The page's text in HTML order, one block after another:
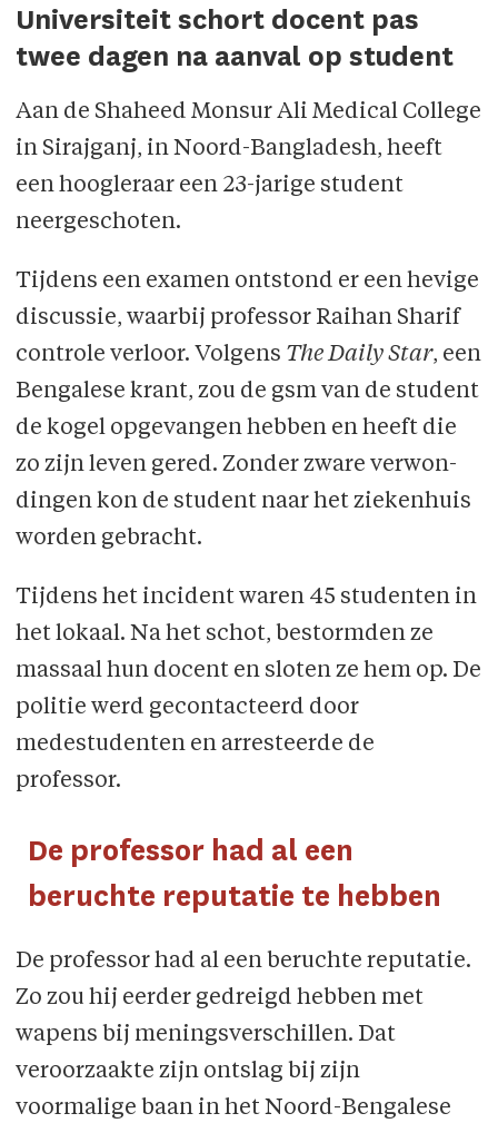
Universiteit schort docent pas
twee dagen na aanval op student
Aan de Shaheed Monsur Ali Medical College
in Sirajganj, in Noord-Bangladesh, heeft
een hoogleraar een 23-jarige student
neergeschoten.
Tijdens een examen ontstond er een hevige
discussie, waarbij professor Raihan Sharif
controle verloor. Volgens The Daily Star, een
Bengalese krant, zou de gsm van de student
de kogel opgevangen hebben en heeft die
zo zijn leven gered. Zonder zware verwon­
dingen kon de student naar het ziekenhuis
worden gebracht.
Tijdens het incident waren 45 studenten in
het lokaal. Na het schot, bestormden ze
massaal hun docent en sloten ze hem op. De
politie werd gecontacteerd door
medestudenten en arresteerde de
professor.
De professor had al een
beruchte reputatie te hebben
De professor had al een beruchte reputatie.
Zo zou hij eerder gedreigd hebben met
wapens bij meningsverschillen. Dat
veroorzaakte zijn ontslag bij zijn
voormalige baan in het Noord-Bengalese